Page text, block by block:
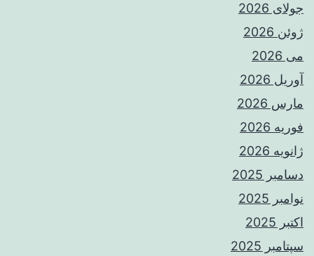
جولای 2026
ژوئن 2026
می 2026
آوریل 2026
مارس 2026
فوریه 2026
ژانویه 2026
دسامبر 2025
نوامبر 2025
اکتبر 2025
سپتامبر 2025